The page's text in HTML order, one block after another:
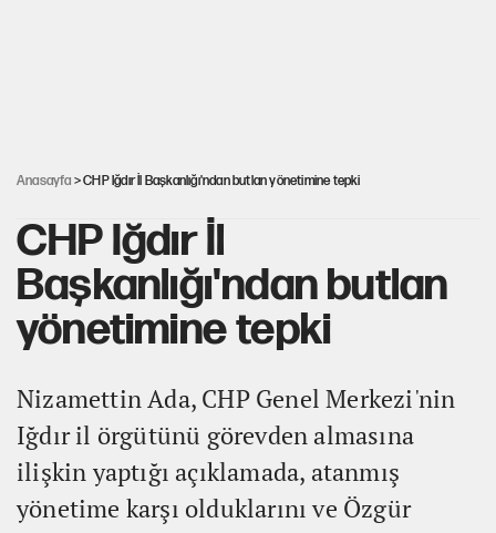
Anasayfa > CHP Iğdır İl Başkanlığı'ndan butlan yönetimine tepki
CHP Iğdır İl
Başkanlığı'ndan butlan
yönetimine tepki
Nizamettin Ada, CHP Genel Merkezi'nin
Iğdır il örgütünü görevden almasına
ilişkin yaptığı açıklamada, atanmış
yönetime karşı olduklarını ve Özgür